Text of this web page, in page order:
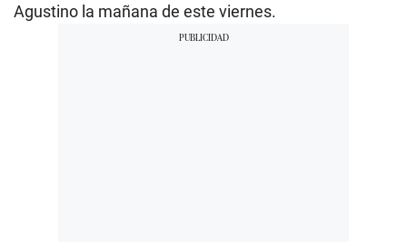
Agustino la mañana de este viernes.